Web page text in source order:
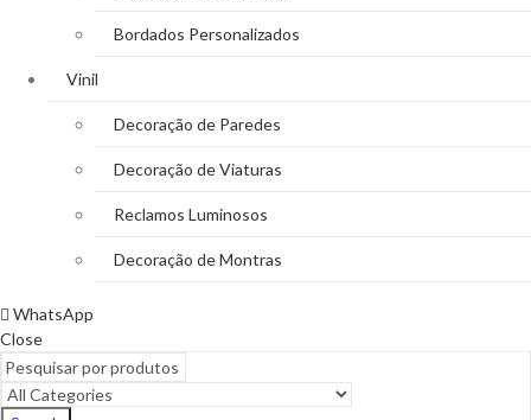
Bordados Personalizados
Vinil
Decoração de Paredes
Decoração de Viaturas
Reclamos Luminosos
Decoração de Montras
WhatsApp
Close